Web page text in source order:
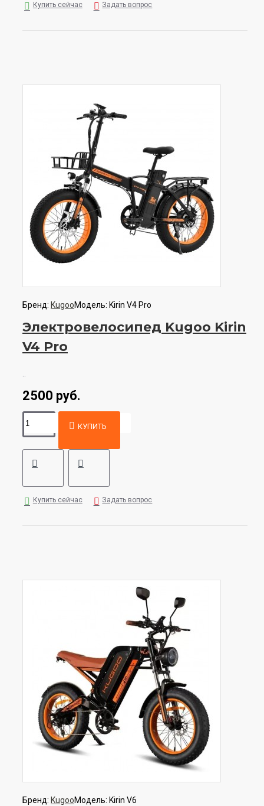
Купить сейчас Задать вопрос
Бренд: KugooМодель: Kirin V4 Pro
Электровелосипед Kugoo Kirin
V4 Pro
2500 руб.
КУПИТЬ
Купить сейчас Задать вопрос
Бренд: KugooМодель: Kirin V6